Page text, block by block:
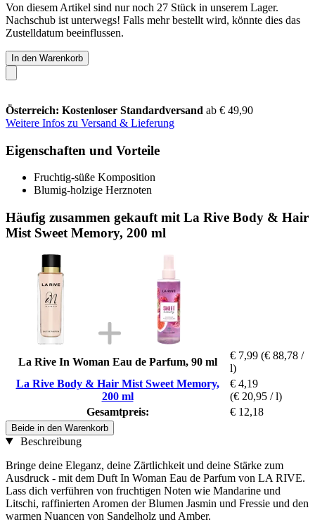
Von diesem Artikel sind nur noch 27 Stück in unserem Lager.
Nachschub ist unterwegs! Falls mehr bestellt wird, könnte dies das
Zustelldatum beeinflussen.
In den Warenkorb
Österreich: Kostenloser Standardversand ab € 49,90
Weitere Infos zu Versand & Lieferung
Eigenschaften und Vorteile
Fruchtig-süße Komposition
Blumig-holzige Herznoten
Häufig zusammen gekauft mit La Rive Body & Hair
Mist Sweet Memory, 200 ml
La Rive In Woman Eau de Parfum, 90 ml
€ 7,99 (€ 88,78 /
l)
La Rive Body & Hair Mist Sweet Memory,
200 ml
€ 4,19
(€ 20,95 / l)
Gesamtpreis:
€ 12,18
Beide in den Warenkorb
Beschreibung
Bringe deine Eleganz, deine Zärtlichkeit und deine Stärke zum
Ausdruck - mit dem Duft In Woman Eau de Parfum von LA RIVE.
Lass dich verführen von fruchtigen Noten wie Mandarine und
Litschi, raffinierten Aromen der Blumen Jasmin und Fressie und den
warmen Nuancen von Sandelholz und Amber.